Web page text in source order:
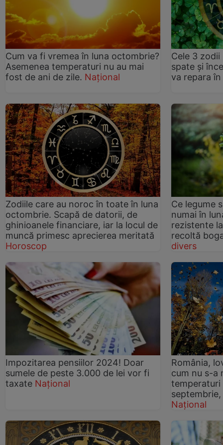
Cum va fi vremea în luna octombrie?
Asemenea temperaturi nu au mai
fost de ani de zile. Național
Cele 3
spate și
va repara
Zodiile care au noroc în toate în luna
octombrie. Scapă de datorii, de
ghinioanele financiare, iar la locul de
muncă primesc aprecierea meritată
Horoscop
Ce legume
numai în
rezistente
recoltă
divers
Impozitarea pensiilor 2024! Doar
sumele de peste 3.000 de lei vor fi
taxate Național
România,
cum nu s-a
temperaturi
Național